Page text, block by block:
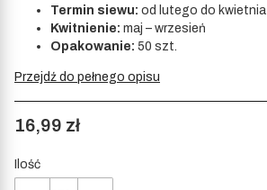
Termin siewu: od lutego do kwietnia
Kwitnienie: maj – wrzesień
Opakowanie: 50 szt.
Przejdź do pełnego opisu
Cena
16,99 zł
Ilość